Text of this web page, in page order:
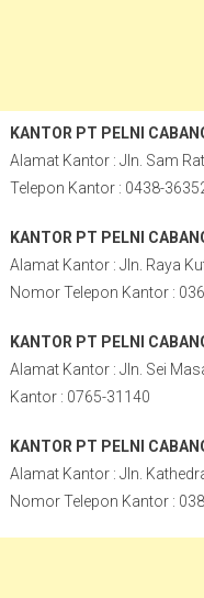
KANTOR PT PELNI
Alamat Kantor : Jln. Sam
Telepon Kantor : 0438-
KANTOR PT PELNI
Alamat Kantor : Jln. Raya
Nomor Telepon Kantor :
KANTOR PT PELNI
Alamat Kantor : Jln. Sei
Kantor : 0765-31140
KANTOR PT PELNI
Alamat Kantor : Jln.
Nomor Telepon Kantor :